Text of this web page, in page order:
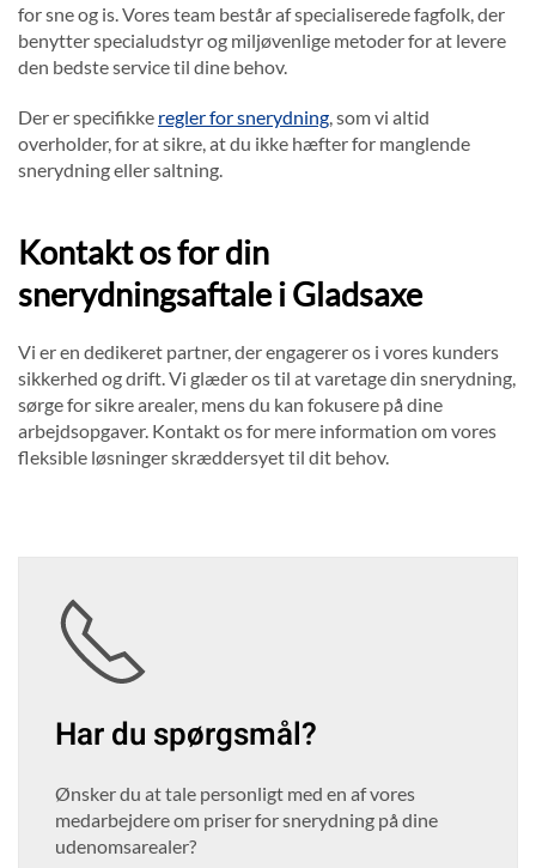
for sne og is. Vores team består af specialiserede fagfolk, der
benytter specialudstyr og miljøvenlige metoder for at levere
den bedste service til dine behov.
Der er specifikke regler for snerydning, som vi altid
overholder, for at sikre, at du ikke hæfter for manglende
snerydning eller saltning.
Kontakt os for din
snerydningsaftale i Gladsaxe
Vi er en dedikeret partner, der engagerer os i vores kunders
sikkerhed og drift. Vi glæder os til at varetage din snerydning,
sørge for sikre arealer, mens du kan fokusere på dine
arbejdsopgaver. Kontakt os for mere information om vores
fleksible løsninger skræddersyet til dit behov.
Har du spørgsmål?
Ønsker du at tale personligt med en af vores
medarbejdere om priser for snerydning på dine
udenomsarealer?